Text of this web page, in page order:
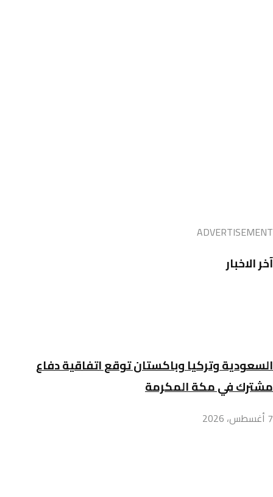
ADVERTISEMENT
آخر الاخبار
السعودية وتركيا وباكستان توقع اتفاقية دفاع
مشترك في مكة المكرمة
7 أغسطس، 2026